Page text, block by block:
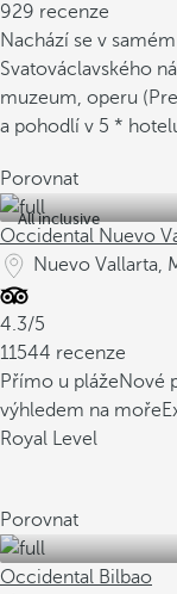
929 recenze
Nachází se v
Svatováclavského
muzeum, operu
a pohodlí v 5 *
Porovnat
All inclusive
Occidental Nuevo
Nuevo Vallarta,
4.3/5
11544 recenze
Přímo u plážeNové
výhledem na moře
Royal Level
Porovnat
Occidental Bilbao